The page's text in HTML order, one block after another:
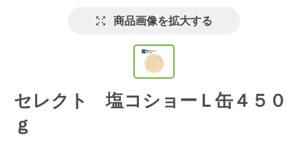
商品画像を拡大する
セレクト 塩コショーＬ缶４５０
ｇ